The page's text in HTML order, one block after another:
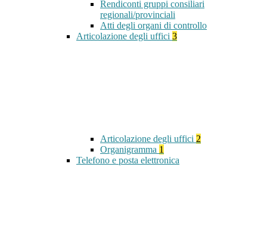
Rendiconti gruppi consiliari
regionali/provinciali
Atti degli organi di controllo
Articolazione degli uffici 3
Articolazione degli uffici 2
Organigramma 1
Telefono e posta elettronica